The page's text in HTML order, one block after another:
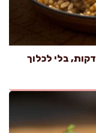
פתיתים עם חזה עוף בסיר אחד ב-35 דקות, בלי לכלוך